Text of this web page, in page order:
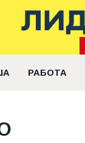
РАБОТА